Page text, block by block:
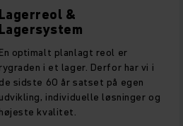
Lagerreol &
Lagersystem
En optimalt planlagt reol er
rygraden i et lager. Derfor har vi i
de sidste 60 år satset på egen
udvikling, individuelle løsninger og
højeste kvalitet.